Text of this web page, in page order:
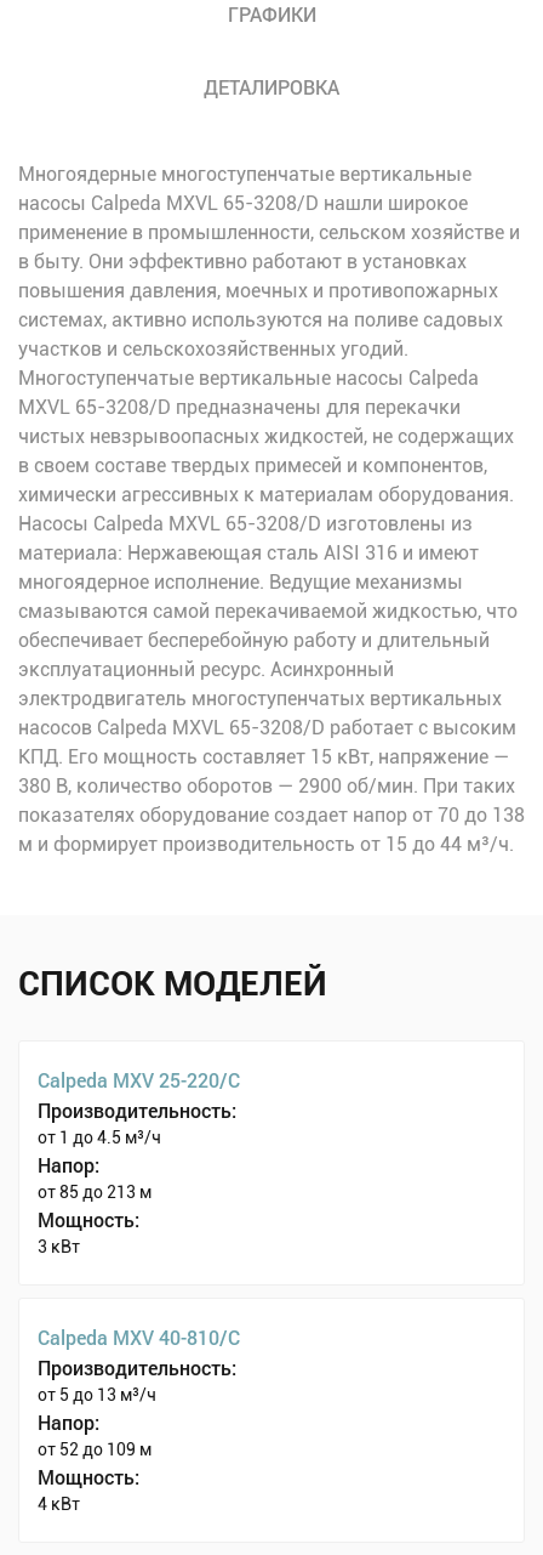
ГРАФИКИ
ДЕТАЛИРОВКА
Многоядерные многоступенчатые вертикальные
насосы Calpeda MXVL 65-3208/D нашли широкое
применение в промышленности, сельском хозяйстве и
в быту. Они эффективно работают в установках
повышения давления, моечных и противопожарных
системах, активно используются на поливе садовых
участков и сельскохозяйственных угодий.
Многоступенчатые вертикальные насосы Calpeda
MXVL 65-3208/D предназначены для перекачки
чистых невзрывоопасных жидкостей, не содержащих
в своем составе твердых примесей и компонентов,
химически агрессивных к материалам оборудования.
Насосы Calpeda MXVL 65-3208/D изготовлены из
материала: Нержавеющая сталь AISI 316 и имеют
многоядерное исполнение. Ведущие механизмы
смазываются самой перекачиваемой жидкостью, что
обеспечивает бесперебойную работу и длительный
эксплуатационный ресурс. Асинхронный
электродвигатель многоступенчатых вертикальных
насосов Calpeda MXVL 65-3208/D работает с высоким
КПД. Его мощность составляет 15 кВт, напряжение —
380 В, количество оборотов — 2900 об/мин. При таких
показателях оборудование создает напор от 70 до 138
м и формирует производительность от 15 до 44 м³/ч.
СПИСОК МОДЕЛЕЙ
Calpeda MXV 25-220/C
Производительность:
от 1 до 4.5 м³/ч
Напор:
от 85 до 213 м
Мощность:
3 кВт
Calpeda MXV 40-810/C
Производительность:
от 5 до 13 м³/ч
Напор:
от 52 до 109 м
Мощность:
4 кВт